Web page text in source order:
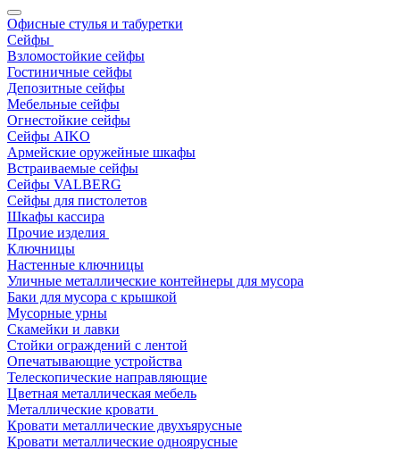
Офисные стулья и табуретки
Сейфы
Взломостойкие сейфы
Гостиничные сейфы
Депозитные сейфы
Мебельные сейфы
Огнестойкие сейфы
Сейфы AIKO
Армейские оружейные шкафы
Встраиваемые сейфы
Сейфы VALBERG
Сейфы для пистолетов
Шкафы кассира
Прочие изделия
Ключницы
Настенные ключницы
Уличные металлические контейнеры для мусора
Баки для мусора с крышкой
Мусорные урны
Скамейки и лавки
Стойки ограждений с лентой
Опечатывающие устройства
Телескопические направляющие
Цветная металлическая мебель
Металлические кровати
Кровати металлические двухъярусные
Кровати металлические одноярусные